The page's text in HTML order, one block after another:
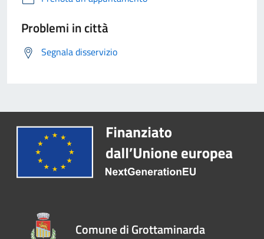
Problemi in città
Segnala disservizio
Comune di Grottaminarda